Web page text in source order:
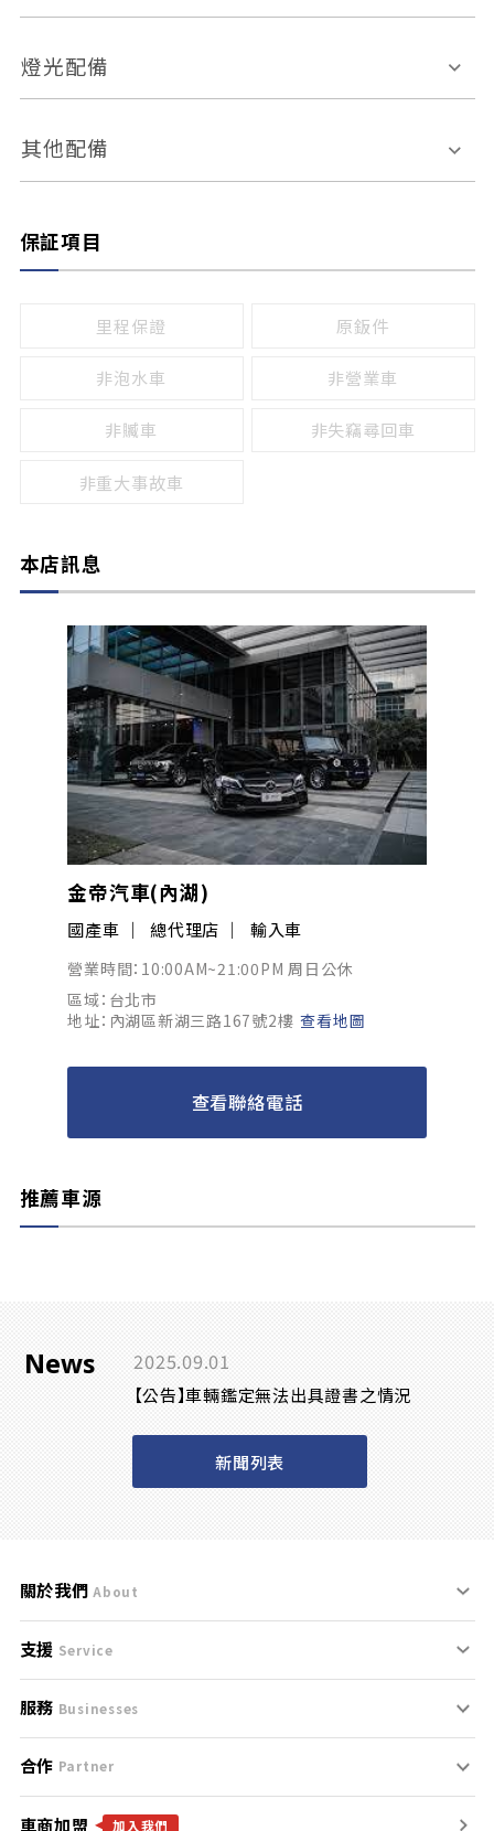
自動停車系統 盲點偵測系統
倒車雷達
無
有
引擎啟閉系統
燈光配備
感應頭燈
頭燈光源
其他配備
保証項目
里程保證 原鈑件
非泡水車 非營業車
非贓車 非失竊尋回車
非重大事故車
本店訊息
金帝汽車(內湖)
國產車 總代理店 輸入車
營業時間：10:00AM~21:00PM 周日公休
區域：台北市
地址：內湖區新湖三路167號2樓 查看地圖
查看聯絡電話
推薦車源
News 2025.09.01
【公告】車輛鑑定無法出具證書之情況
新聞列表
關於我們 About
刊登規範
服務條款
免責聲明
支援 Service
支援中心
聯絡我們
服務 Businesses
什麼是Goo鑑定？
找好車
合作 Partner
合作夥伴
車商加盟 加入我們